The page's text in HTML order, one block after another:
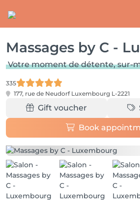
Massages by C -
Votre moment de détente, sur-
335
177, rue de Neudorf Luxembourg L-2221
Gift voucher
Book